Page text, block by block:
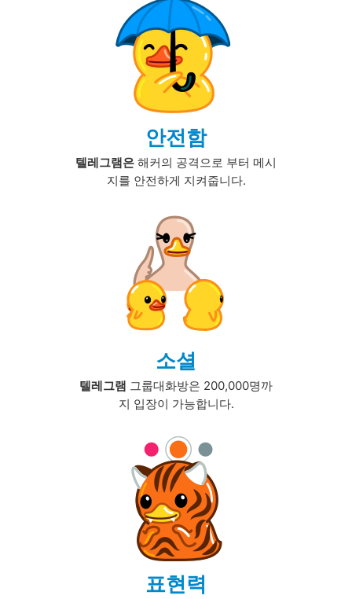
안전함
텔레그램은 해커의 공격으로 부터 메시
지를 안전하게 지켜줍니다.
소셜
텔레그램 그룹대화방은 200,000명까
지 입장이 가능합니다.
표현력